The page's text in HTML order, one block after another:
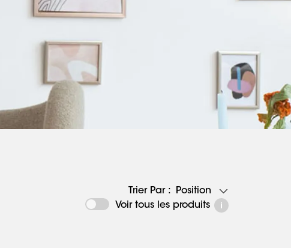
Trier Par :
Position
Voir tous les produits